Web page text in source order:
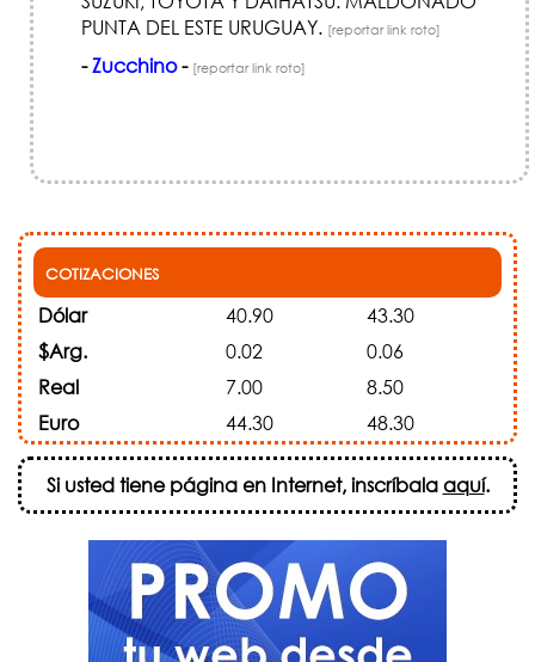
PUNTA DEL ESTE URUGUAY. [reportar link roto]
-Zucchino- [reportar link roto]
COTIZACIONES
Dólar 40.90
43.30
$Arg.
0.02
0.06
Real
7.00
8.50
Euro
44.30 48.30
Si usted tiene página en Internet, inscríbalaaquí.